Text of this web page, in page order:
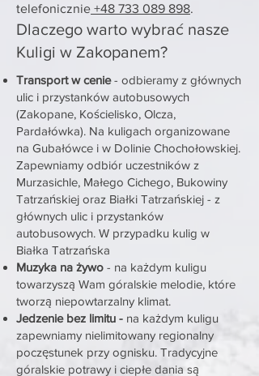
telefonicznie +48 733 089 898.
Dlaczego warto wybrać nasze
Kuligi w Zakopanem?
Transport w cenie- odbieramy z głównych
ulic i przystanków autobusowych
(Zakopane, Kościelisko, Olcza,
Pardałówka). Na kuligach organizowane
na Gubałówce i w Dolinie Chochołowskiej.
Zapewniamy odbiór uczestników z
Murzasichle, Małego Cichego, Bukowiny
Tatrzańskiej oraz Białki Tatrzańskiej - z
głównych ulic i przystanków
autobusowych. W przypadku kulig w
Białka Tatrzańska
Muzyka na żywo - na każdym kuligu
towarzyszą Wam góralskie melodie, które
tworzą niepowtarzalny klimat.
Jedzenie bez limitu - na każdym kuligu
zapewniamy nielimitowany regionalny
poczęstunek przy ognisku. Tradycyjne
góralskie potrawy i ciepłe dania są